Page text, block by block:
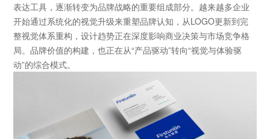
表达工具，逐渐转变为品牌战略的重要组成部分。越来越多企业
开始通过系统化的视觉升级来重塑品牌认知，从LOGO更新到完
整视觉体系重构，设计趋势正在深度影响商业决策与市场竞争格
局。品牌价值的构建，也正在从“产品驱动”转向“视觉与体验驱
动”的综合模式。